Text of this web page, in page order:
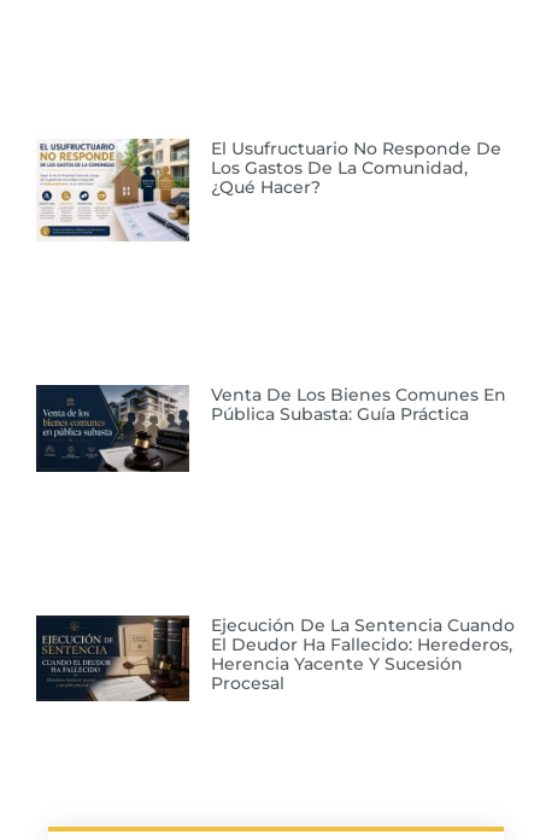
El Usufructuario No Responde De
Los Gastos De La Comunidad,
¿qué Hacer?
Venta De Los Bienes Comunes En
Pública Subasta: Guía Práctica
Ejecución De La Sentencia Cuando
El Deudor Ha Fallecido: Herederos,
Herencia Yacente Y Sucesión
Procesal